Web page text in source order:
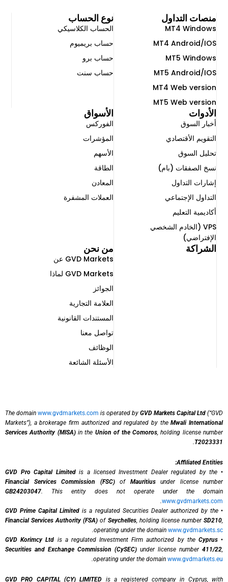
نوع الحساب
الحساب الكلاسيكي
حساب بريميوم
حساب برو
حساب سنت
منصات التداول
MT4 Windows
MT4 Android/IOS
MT5 Windows
MT5 Android/IOS
MT4 Web version
MT5 Web version
الأسواق
الفوركس
المؤشرات
الأسهم
الطاقة
المعادن
العملات المشفرة
الأدوات
أخبار السوق
التقويم الأقتصادي
تحليل السوق
نسخ الصفقات (بام)
إشارات التداول
التداول الإجتماعي ​
أكاديمية التعليم
VPS (الخادم الشخصي
الإفتراضي)
من نحن
GVD Markets عن
GVD Markets لماذا
الجوائز
العلامة التجارية
المستندات القانونية
تواصل معنا
الوظائف
الأسئلة الشائعة
الشراكة
The domain www.gvdmarkets.com is operated by GVD Markets Capital Ltd (“GVD
Markets”), a brokerage firm authorized and regulated by theMwali International
Services Authority (MISA)in the Union of the Comoros, holding license number
T2023331
.
Affiliated Entities:
•
GVD Pro Capital Limitedis a licensed Investment Dealer regulated by the
Financial Services Commission (FSC)of Mauritiusunder license number
GB24203047. This entity does not operate under the domain
www.gvdmarkets.com
.
•
GVD Prime Capital Limited is a regulated Securities Dealer authorized by the
Financial Services Authority (FSA) of Seychelles, holding license numberSD210,
operating under the domain www.gvdmarkets.sc
.
•
GVD Korimcy Ltd is a regulated Investment Firm authorized by the Cyprus
Securities and Exchange Commission (CySEC) under license number 411/22,
operating under the domain www.gvdmarkets.eu
.
GVD PRO CAPITAL (CY) LIMITED is a registered company in Cyprus, with